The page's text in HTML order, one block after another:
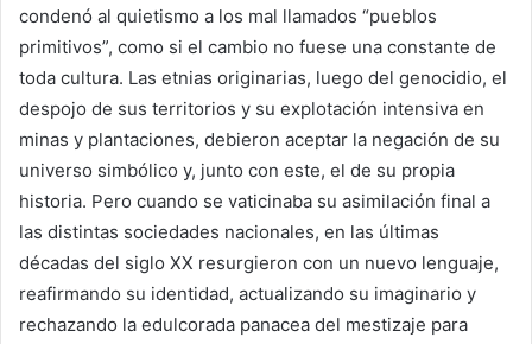
condenó al quietismo a los mal llamados “pueblos
primitivos”, como si el cambio no fuese una constante de
toda cultura. Las etnias originarias, luego del genocidio, el
despojo de sus territorios y su explotación intensiva en
minas y plantaciones, debieron aceptar la negación de su
universo simbólico y, junto con este, el de su propia
historia. Pero cuando se vaticinaba su asimilación final a
las distintas sociedades nacionales, en las últimas
décadas del siglo XX resurgieron con un nuevo lenguaje,
reafirmando su identidad, actualizando su imaginario y
rechazando la edulcorada panacea del mestizaje para